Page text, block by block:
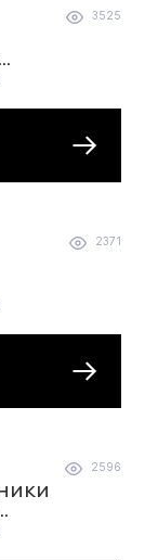
3525
2371
2596